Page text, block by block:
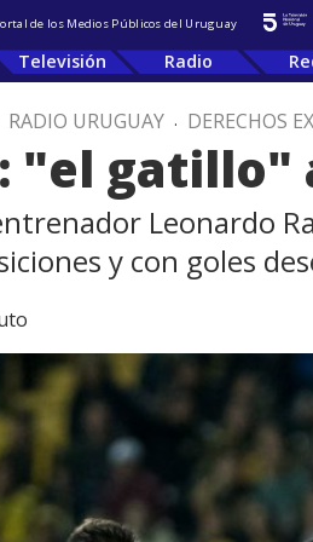
de los Medios Públicos del Uruguay
Televisión Radio
RADIO URUGUAY . DERECHOS
"el
Leonardo
y con goles